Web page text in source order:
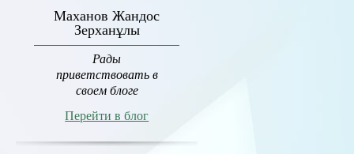
Маханов Жандос
Зерханұлы
Рады
приветствовать в
своем блоге
Перейти в блог